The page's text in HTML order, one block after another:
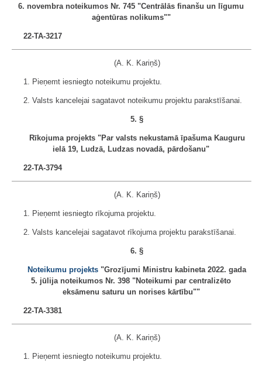
6. novembra noteikumos Nr. 745 "Centrālās finanšu un līgumu
aģentūras nolikums""
22-TA-3217
(A. K. Kariņš)
1. Pieņemt iesniegto noteikumu projektu.
2. Valsts kancelejai sagatavot noteikumu projektu parakstīšanai.
5. §
Rīkojuma projekts "Par valsts nekustamā īpašuma Kauguru
ielā 19, Ludzā, Ludzas novadā, pārdošanu"
22-TA-3794
(A. K. Kariņš)
1. Pieņemt iesniegto rīkojuma projektu.
2. Valsts kancelejai sagatavot rīkojuma projektu parakstīšanai.
6. §
Noteikumu projekts "Grozījumi Ministru kabineta 2022. gada
5. jūlija noteikumos Nr. 398 "Noteikumi par centralizēto
eksāmenu saturu un norises kārtību""
22-TA-3381
(A. K. Kariņš)
1. Pieņemt iesniegto noteikumu projektu.